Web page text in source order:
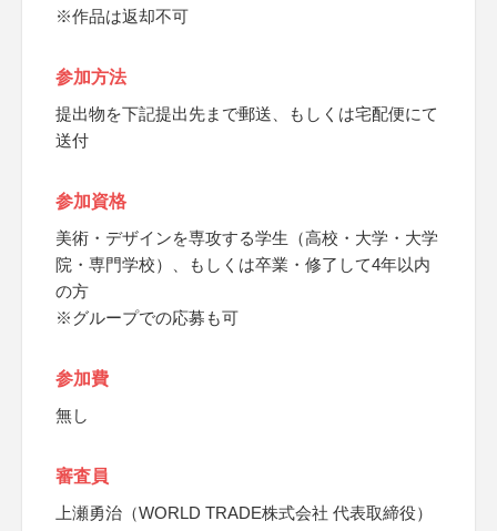
※作品は返却不可
参加方法
提出物を下記提出先まで郵送、もしくは宅配便にて
送付
参加資格
美術・デザインを専攻する学生（高校・大学・大学
院・専門学校）、もしくは卒業・修了して4年以内
の方
※グループでの応募も可
参加費
無し
審査員
上瀬勇治（WORLD TRADE株式会社 代表取締役）